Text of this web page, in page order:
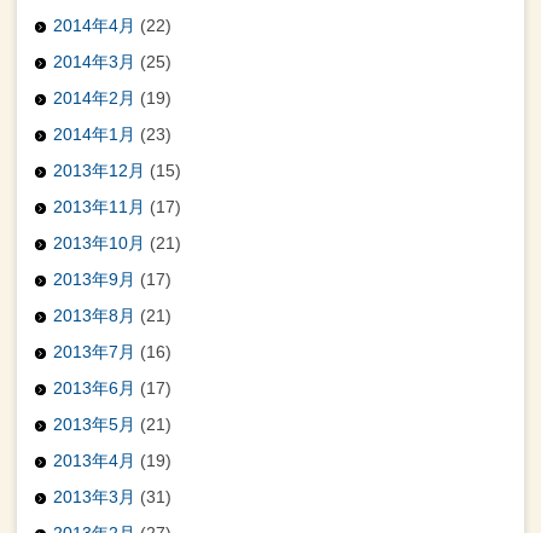
2014年4月 (22)
2014年3月 (25)
2014年2月 (19)
2014年1月 (23)
2013年12月 (15)
2013年11月 (17)
2013年10月 (21)
2013年9月 (17)
2013年8月 (21)
2013年7月 (16)
2013年6月 (17)
2013年5月 (21)
2013年4月 (19)
2013年3月 (31)